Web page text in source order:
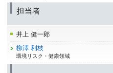
担当者
井上 健一郎
柳澤 利枝
環境リスク・健康領域